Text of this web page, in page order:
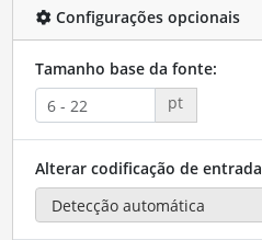
Configurações opcionais
Tamanho base da fonte:
pt
Alterar codificação de entrada